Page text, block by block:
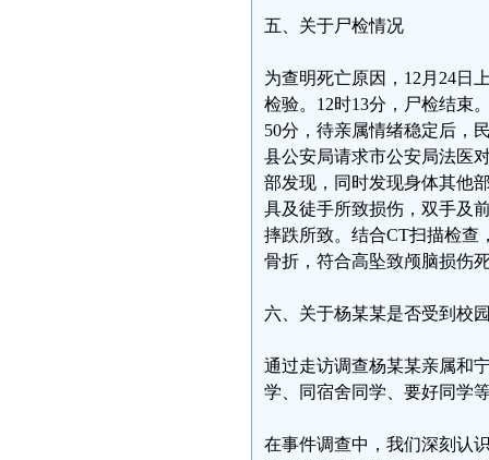
五、关于尸检情况
为查明死亡原因，12月24日
检验。12时13分，尸检结束
50分，待亲属情绪稳定后，
县公安局请求市公安局法医
部发现，同时发现身体其他
具及徒手所致损伤，双手及
摔跌所致。结合CT扫描检查
骨折，符合高坠致颅脑损伤
六、关于杨某某是否受到校
通过走访调查杨某某亲属和
学、同宿舍同学、要好同学
在事件调查中，我们深刻认